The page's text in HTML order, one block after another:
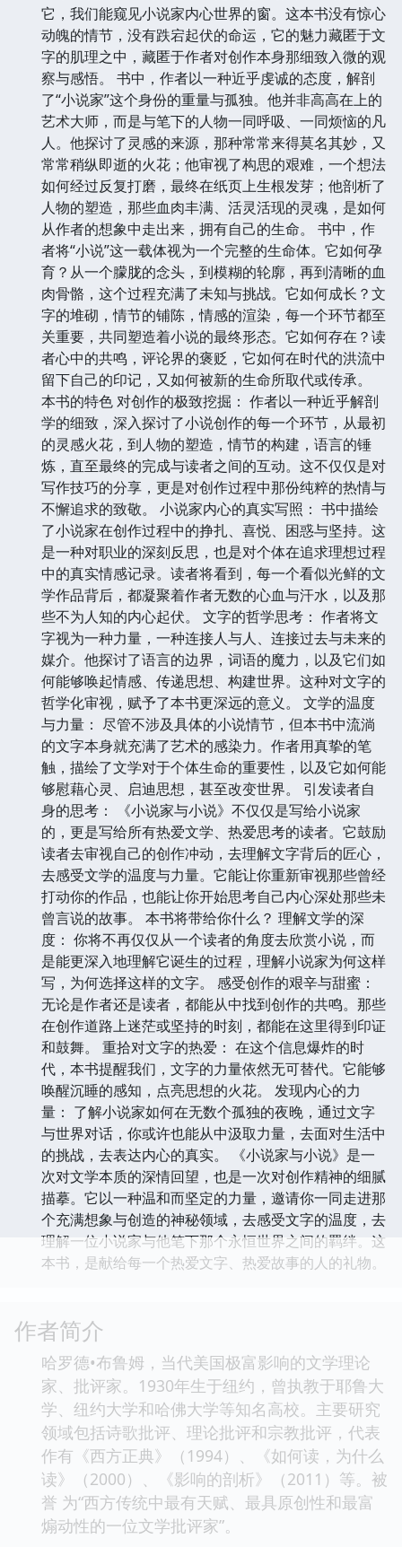
它，我们能窥见小说家内心世界的窗。这本书没有惊心
动魄的情节，没有跌宕起伏的命运，它的魅力藏匿于文
字的肌理之中，藏匿于作者对创作本身那细致入微的观
察与感悟。 书中，作者以一种近乎虔诚的态度，解剖
了“小说家”这个身份的重量与孤独。他并非高高在上的
艺术大师，而是与笔下的人物一同呼吸、一同烦恼的凡
人。他探讨了灵感的来源，那种常常来得莫名其妙，又
常常稍纵即逝的火花；他审视了构思的艰难，一个想法
如何经过反复打磨，最终在纸页上生根发芽；他剖析了
人物的塑造，那些血肉丰满、活灵活现的灵魂，是如何
从作者的想象中走出来，拥有自己的生命。 书中，作
者将“小说”这一载体视为一个完整的生命体。它如何孕
育？从一个朦胧的念头，到模糊的轮廓，再到清晰的血
肉骨骼，这个过程充满了未知与挑战。它如何成长？文
字的堆砌，情节的铺陈，情感的渲染，每一个环节都至
关重要，共同塑造着小说的最终形态。它如何存在？读
者心中的共鸣，评论界的褒贬，它如何在时代的洪流中
留下自己的印记，又如何被新的生命所取代或传承。
本书的特色 对创作的极致挖掘： 作者以一种近乎解剖
学的细致，深入探讨了小说创作的每一个环节，从最初
的灵感火花，到人物的塑造，情节的构建，语言的锤
炼，直至最终的完成与读者之间的互动。这不仅仅是对
写作技巧的分享，更是对创作过程中那份纯粹的热情与
不懈追求的致敬。 小说家内心的真实写照： 书中描绘
了小说家在创作过程中的挣扎、喜悦、困惑与坚持。这
是一种对职业的深刻反思，也是对个体在追求理想过程
中的真实情感记录。读者将看到，每一个看似光鲜的文
学作品背后，都凝聚着作者无数的心血与汗水，以及那
些不为人知的内心起伏。 文字的哲学思考： 作者将文
字视为一种力量，一种连接人与人、连接过去与未来的
媒介。他探讨了语言的边界，词语的魔力，以及它们如
何能够唤起情感、传递思想、构建世界。这种对文字的
哲学化审视，赋予了本书更深远的意义。 文学的温度
与力量： 尽管不涉及具体的小说情节，但本书中流淌
的文字本身就充满了艺术的感染力。作者用真挚的笔
触，描绘了文学对于个体生命的重要性，以及它如何能
够慰藉心灵、启迪思想，甚至改变世界。 引发读者自
身的思考： 《小说家与小说》不仅仅是写给小说家
的，更是写给所有热爱文学、热爱思考的读者。它鼓励
读者去审视自己的创作冲动，去理解文字背后的匠心，
去感受文学的温度与力量。它能让你重新审视那些曾经
打动你的作品，也能让你开始思考自己内心深处那些未
曾言说的故事。 本书将带给你什么？ 理解文学的深
度： 你将不再仅仅从一个读者的角度去欣赏小说，而
是能更深入地理解它诞生的过程，理解小说家为何这样
写，为何选择这样的文字。 感受创作的艰辛与甜蜜：
无论是作者还是读者，都能从中找到创作的共鸣。那些
在创作道路上迷茫或坚持的时刻，都能在这里得到印证
和鼓舞。 重拾对文字的热爱： 在这个信息爆炸的时
代，本书提醒我们，文字的力量依然无可替代。它能够
唤醒沉睡的感知，点亮思想的火花。 发现内心的力
量： 了解小说家如何在无数个孤独的夜晚，通过文字
与世界对话，你或许也能从中汲取力量，去面对生活中
的挑战，去表达内心的真实。 《小说家与小说》是一
次对文学本质的深情回望，也是一次对创作精神的细腻
描摹。它以一种温和而坚定的力量，邀请你一同走进那
个充满想象与创造的神秘领域，去感受文字的温度，去
理解一位小说家与他笔下那个永恒世界之间的羁绊。这
本书，是献给每一个热爱文字、热爱故事的人的礼物。
作者简介
哈罗德•布鲁姆，当代美国极富影响的文学理论
家、批评家。1930年生于纽约，曾执教于耶鲁大
学、纽约大学和哈佛大学等知名高校。主要研究
领域包括诗歌批评、理论批评和宗教批评，代表
作有《西方正典》（1994）、《如何读，为什么
读》（2000）、《影响的剖析》（2011）等。被
誉 为“西方传统中最有天赋、最具原创性和最富
煽动性的一位文学批评家”。